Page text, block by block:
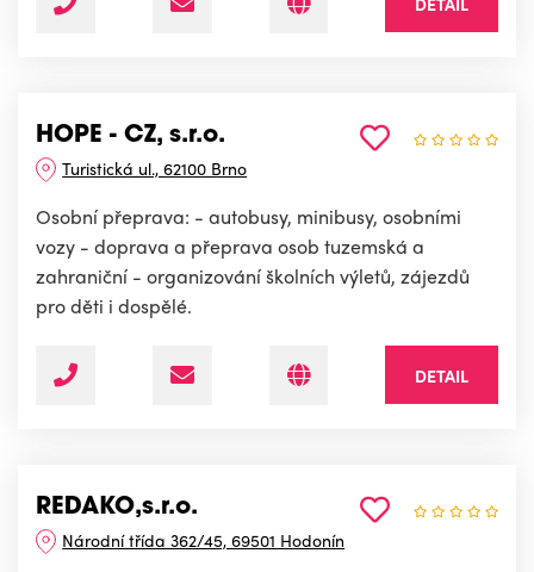
HOPE - CZ, s.r.o.
Turistická ul., 62100 Brno
Osobní přeprava: - autobusy, minibusy, osobními
vozy - doprava a přeprava osob tuzemská a
zahraniční - organizování školních výletů, zájezdů
pro děti i dospělé.
DETAIL
REDAKO,s.r.o.
Národní třída 362/45, 69501 Hodonín